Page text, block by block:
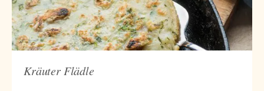
Kräuter Flädle